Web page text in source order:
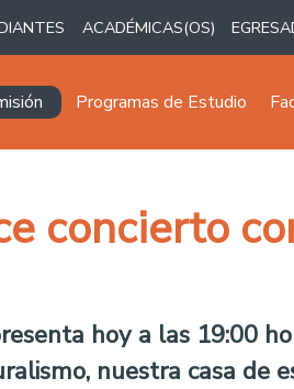
ACADÉMICAS(OS)
principal
Programas de Estudio
concierto
hoy a las 19:00
nuestra casa de